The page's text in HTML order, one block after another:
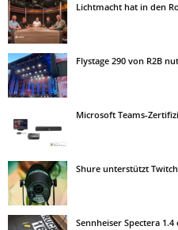
Lichtmacht hat in den
Flystage 290 von R2B
Microsoft Teams-
Shure unterstützt
Sennheiser Spectera